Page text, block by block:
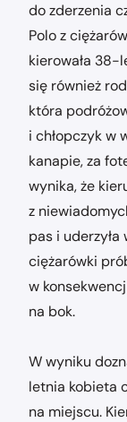
do zderzenia
Polo z
kierowała 38-
się również
która
i chłopczyk w
kanapie, za
wynika, że
z
pas i
ciężarówki
w
na bok.
W wyniku
letnia kobieta
na miejscu.